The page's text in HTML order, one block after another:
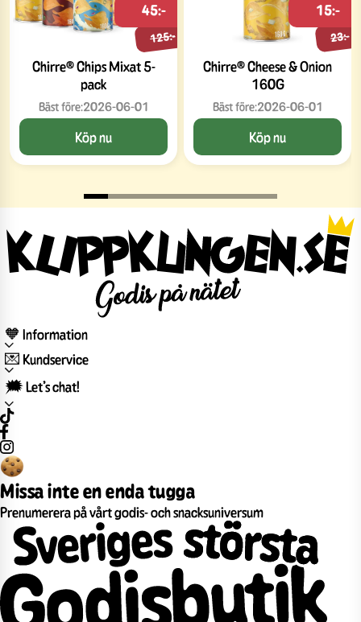
Chirre® Chips Mixat 5-
pack
125:-
45:-
Bäst före:2026-06-01
Köp nu
Chirre® Cheese & Onion
160G
23:-
15:-
Bäst före:2026-06-01
Köp nu
🧡 Information
💌 Kundservice
🗯️ Let’s chat!
Missa inte en enda tugga
Prenumerera på vårt godis- och snacksuniversum